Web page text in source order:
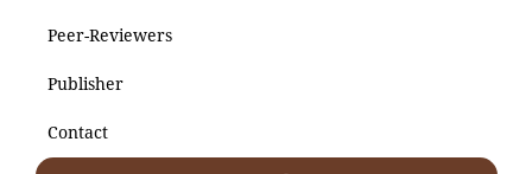
Peer-Reviewers
Publisher
Contact